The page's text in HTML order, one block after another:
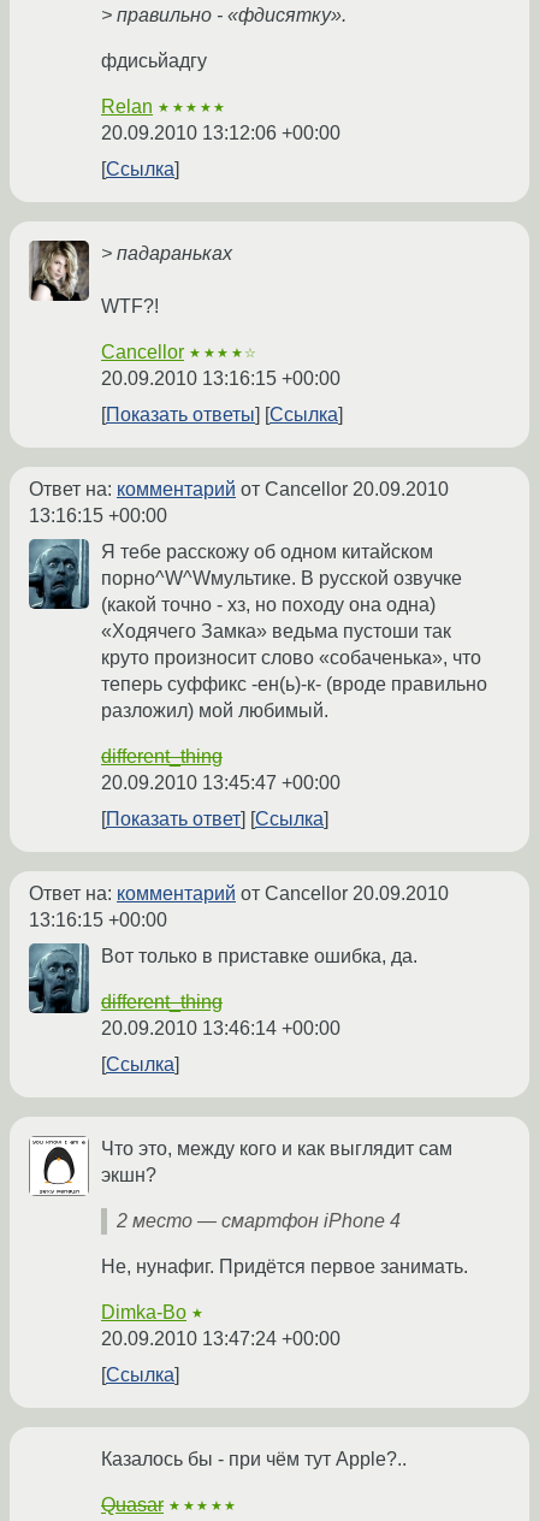
> правильно - «фдисятку».
фдисьйадгу
Relan ★★★★★
20.09.2010 13:12:06 +00:00
Ссылка
> падараньках
WTF?!
Cancellor ★★★★☆
20.09.2010 13:16:15 +00:00
Показать ответы
Ссылка
Ответ на: комментарий от Cancellor 20.09.2010
13:16:15 +00:00
Я тебе расскожу об одном китайском
порно^W^Wмультике. В русской озвучке
(какой точно - хз, но походу она одна)
«Ходячего Замка» ведьма пустоши так
круто произносит слово «собаченька», что
теперь суффикс -ен(ь)-к- (вроде правильно
разложил) мой любимый.
different_thing
20.09.2010 13:45:47 +00:00
Показать ответ
Ссылка
Ответ на: комментарий от Cancellor 20.09.2010
13:16:15 +00:00
Вот только в приставке ошибка, да.
different_thing
20.09.2010 13:46:14 +00:00
Ссылка
Что это, между кого и как выглядит сам
экшн?
2 место — смартфон iPhone 4
Не, нунафиг. Придётся первое занимать.
Dimka-Bo ★
20.09.2010 13:47:24 +00:00
Ссылка
Казалось бы - при чём тут Apple?..
Quasar ★★★★★